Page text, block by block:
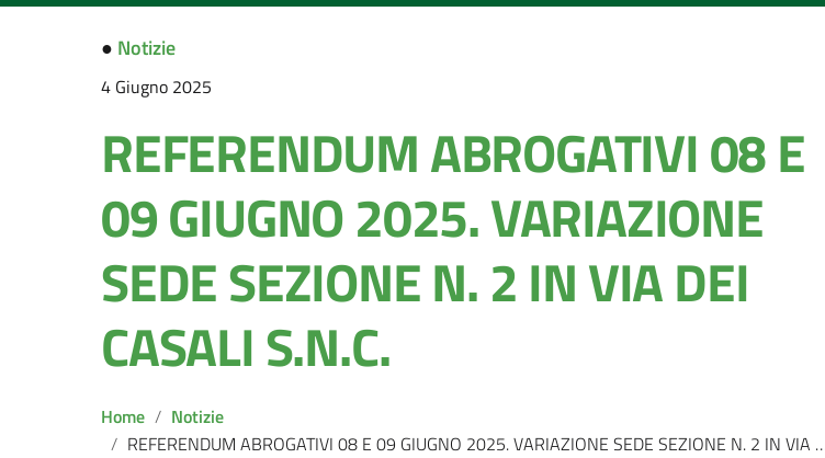
● Notizie
4 Giugno 2025
REFERENDUM ABROGATIVI 08 E
09 GIUGNO 2025. VARIAZIONE
SEDE SEZIONE N. 2 IN VIA DEI
CASALI S.N.C.
Home
Notizie
REFERENDUM ABROGATIVI 08 E 09 GIUGNO 2025. VARIAZIONE SEDE SEZIONE N. 2 IN VIA DEI CASALI S.N.C.